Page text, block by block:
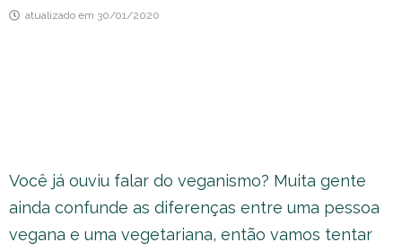
atualizado em 30/01/2020
Você já ouviu falar do veganismo? Muita gente
ainda confunde as diferenças entre uma pessoa
vegana e uma vegetariana, então vamos tentar